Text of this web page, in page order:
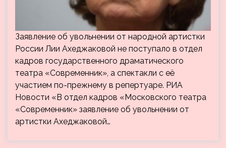
Заявление об увольнении от народной артистки
России Лии Ахеджаковой не поступало в отдел
кадров государственного драматического
театра «Современник», а спектакли с её
участием по-прежнему в репертуаре. РИА
Новости «В отдел кадров «Московского театра
«Современник» заявление об увольнении от
артистки Ахеджаковой…